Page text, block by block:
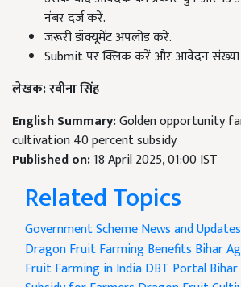
नंबर दर्ज करें.
जरूरी डॉक्यूमेंट अपलोड करें.
Submit पर क्लिक करें और आवेदन संख्या
लेखक: रवीना सिंह
English Summary:Golden opportunity
cultivation 40 percent subsidy
Published on:18 April 2025, 01:00 IST
Related Topics
Government Scheme News and Updates
Dragon Fruit Farming Benefits Bihar
Fruit Farming in IndiaDBT Portal Bihar